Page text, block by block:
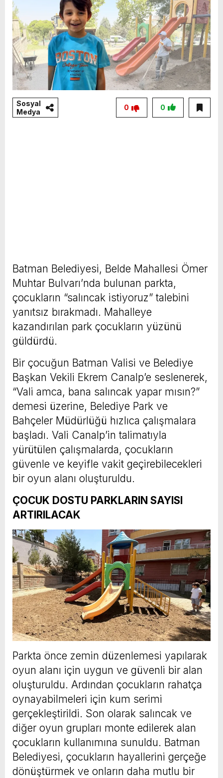
Sosyal
Medya
0
0
Batman Belediyesi, Belde Mahallesi Ömer
Muhtar Bulvarı’nda bulunan parkta,
çocukların “salıncak istiyoruz” talebini
yanıtsız bırakmadı. Mahalleye
kazandırılan park çocukların yüzünü
güldürdü.
Bir çocuğun Batman Valisi ve Belediye
Başkan Vekili Ekrem Canalp’e seslenerek,
“Vali amca, bana salıncak yapar mısın?”
demesi üzerine, Belediye Park ve
Bahçeler Müdürlüğü hızlıca çalışmalara
başladı. Vali Canalp’in talimatıyla
yürütülen çalışmalarda, çocukların
güvenle ve keyifle vakit geçirebilecekleri
bir oyun alanı oluşturuldu.
ÇOCUK DOSTU PARKLARIN SAYISI
ARTIRILACAK
Parkta önce zemin düzenlemesi yapılarak
oyun alanı için uygun ve güvenli bir alan
oluşturuldu. Ardından çocukların rahatça
oynayabilmeleri için kum serimi
gerçekleştirildi. Son olarak salıncak ve
diğer oyun grupları monte edilerek alan
çocukların kullanımına sunuldu. Batman
Belediyesi, çocukların hayallerini gerçeğe
dönüştürmek ve onların daha mutlu bir